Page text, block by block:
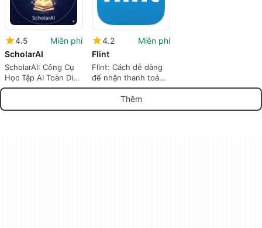
4.5
Miễn phí
ScholarAI
ScholarAI: Công Cụ
Học Tập AI Toàn Diện
Của Bạn
4.2
Miễn phí
Flint
Flint: Cách dễ dàng
để nhận thanh toán
ngay lập tức
Thêm